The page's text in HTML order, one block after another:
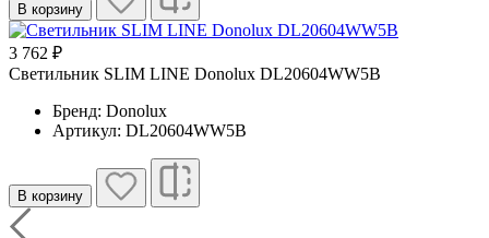
В корзину
3 762 ₽
Светильник SLIM LINE Donolux DL20604WW5B
Бренд: Donolux
Артикул: DL20604WW5B
В корзину